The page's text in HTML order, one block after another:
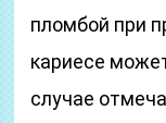
пломбой при
кариесе
случае